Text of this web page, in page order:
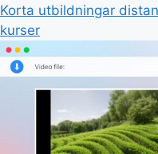
Korta utbildningar
kurser